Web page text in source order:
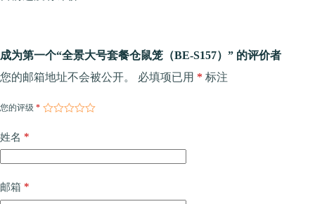
成为第一个“全景大号套餐仓鼠笼（BE-S157）” 的评价者
您的邮箱地址不会被公开。
必填项已用 * 标注
您的评级 *
姓名 *
邮箱 *